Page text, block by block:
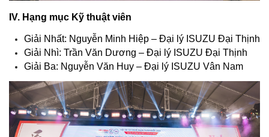
IV. Hạng mục Kỹ thuật viên
Giải Nhất: Nguyễn Minh Hiệp – Đại lý ISUZU Đại Thịnh
Giải Nhì: Trần Văn Dương – Đại lý ISUZU Đại Thịnh
Giải Ba: Nguyễn Văn Huy – Đại lý ISUZU Vân Nam